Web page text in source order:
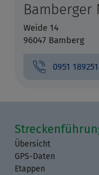
Bamberger
Weide 14
96047 Bamberg
0951
Übersicht
GPS-Daten
Etappen